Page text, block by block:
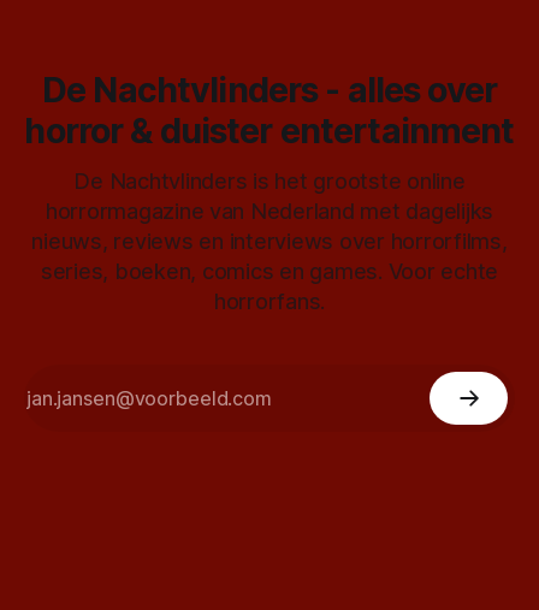
De Nachtvlinders - alles over
horror & duister entertainment
De Nachtvlinders is het grootste online
horrormagazine van Nederland met dagelijks
nieuws, reviews en interviews over horrorfilms,
series, boeken, comics en games. Voor echte
horrorfans.